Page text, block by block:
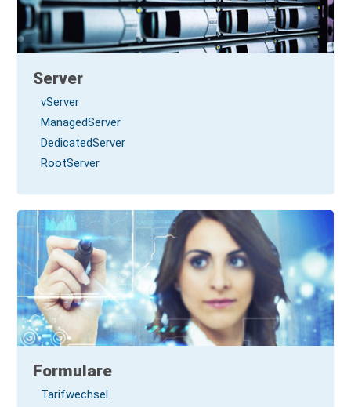
Server
vServer
ManagedServer
DedicatedServer
RootServer
Formulare
Tarifwechsel